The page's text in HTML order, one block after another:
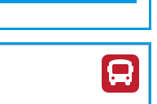
kincsei